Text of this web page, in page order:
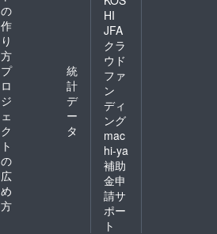
の
作
り
方
プ
ロ
ジ
ェ
ク
ト
の
広
め
方
統
計
デ
ー
タ
HI
JFA
クラ
ウド
ファ
ン
ディ
ング
mac
hi-ya
補助
金申
請サ
ポー
ト